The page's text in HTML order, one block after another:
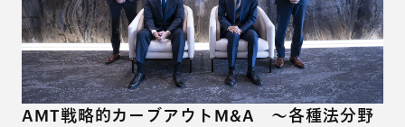
AMT戦略的カーブアウトM&A ～各種法分野